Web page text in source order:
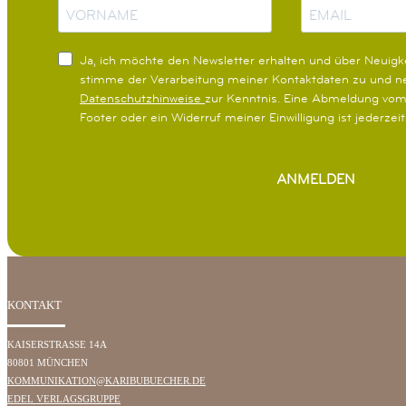
m
e
M
i
l
Ja, ich möchte den Newsletter erhalten und über
stimme der Verarbeitung meiner Kontaktdaten zu und
Datenschutzhinweise zur Kenntnis. Eine Abmeldung
Footer oder ein Widerruf meiner Einwilligung ist
ANMELDEN
KONTAKT
KAISERSTRASSE 14A
80801 MÜNCHEN
KOMMUNIKATION@KARIBUBUECHER.DE
EDEL VERLAGSGRUPPE